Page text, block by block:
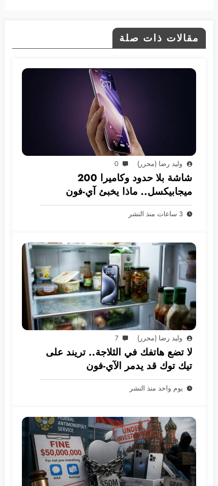
مقالات ذات صلة
وليد رضا (محرر) 0
شاشة بلا حدود وكاميرا 200
ميجابيكسل.. ماذا يخبئ آي-فون
2028؟
3 ساعات منذ النشر
وليد رضا (محرر) 7
لا تضع هاتفك في الثلاجة.. تريند على
تيك توك قد يدمر الآي-فون
يوم واحد منذ النشر